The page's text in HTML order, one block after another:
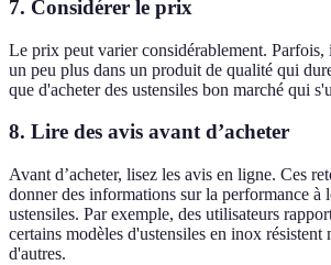
7. Considérer le prix
Le prix peut varier considérablement.
un peu plus dans un produit de qualité qui
que d'acheter des ustensiles bon marché qui
8. Lire des avis avant d’acheter
Avant d’acheter, lisez les avis en ligne. Ces
donner des informations sur la performance à
ustensiles. Par exemple, des utilisateurs
certains modèles d'ustensiles en inox
d'autres.